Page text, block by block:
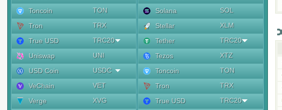
Toncoin
TON
Tron
TRX
True USD
TRC20
Uniswap
UNI
USD Coin
USDC
VeChain
VET
Verge
XVG
Solana
SOL
Stellar
XLM
Tether
TRC20
Tezos
XTZ
Toncoin
TON
Tron
TRX
True USD
TRC20